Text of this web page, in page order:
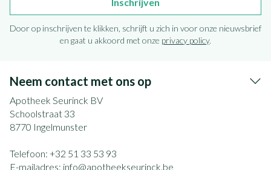
Door op inschrijven te klikken, schrijft u zich in voor onze nieuwsbrief
en gaat u akkoord met onze privacy policy.
Neem contact met ons op
Apotheek Seurinck BV
Schoolstraat 33
8770 Ingelmunster
Telefoon: +32 51 33 53 93
E-mailadres: info@apotheekseurinck.be